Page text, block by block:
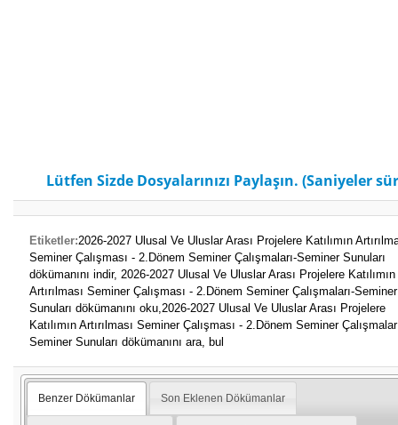
Lütfen Sizde Dosyalarınızı Paylaşın. (Saniyeler
Etiketler:2026-2027 Ulusal Ve Uluslar Arası Projelere Katılımın
Seminer Çalışması - 2.Dönem Seminer Çalışmaları-Seminer Sunuları
dökümanını indir, 2026-2027 Ulusal Ve Uluslar Arası Projelere Katılımın
Artırılması Seminer Çalışması - 2.Dönem Seminer Çalışmaları-Seminer
Sunuları dökümanını oku,2026-2027 Ulusal Ve Uluslar Arası Projelere
Katılımın Artırılması Seminer Çalışması - 2.Dönem Seminer
Seminer Sunuları dökümanını ara, bul
Benzer Dökümanlar Son Eklenen Dökümanlar